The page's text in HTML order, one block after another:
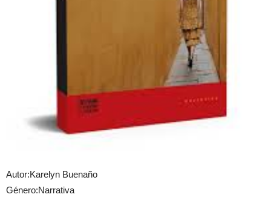
Autor:Karelyn Buenaño
Género:Narrativa